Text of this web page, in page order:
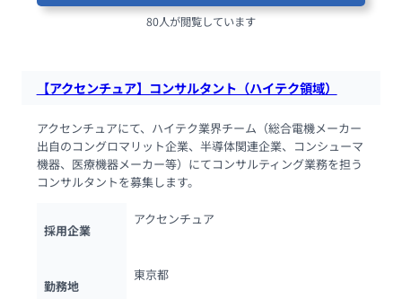
80人が閲覧しています
【アクセンチュア】コンサルタント（ハイテク領域）
アクセンチュアにて、ハイテク業界チーム（総合電機メーカー
出自のコングロマリット企業、半導体関連企業、コンシューマ
機器、医療機器メーカー等）にてコンサルティング業務を担う
コンサルタントを募集します。
採用企業
アクセンチュア
勤務地
東京都